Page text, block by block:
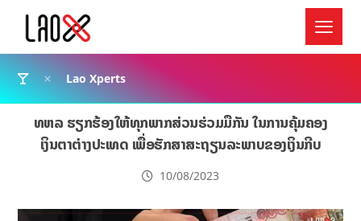
Lao Xperts
ທຫລ ຮຽກຮ້ອງໃຫ້ທຸກພາກສ່ວນຮ່ວມມືກັນ ໃນການຄຸ້ມຄອງ
ເງິນຕາຕ່າງປະເທດ ເພື່ອຮັກສາສະຖຽນລະພາບຂອງເງິນກີບ
10/08/2023